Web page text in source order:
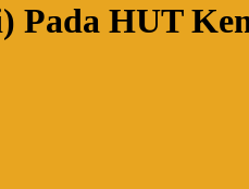
Pada HUT